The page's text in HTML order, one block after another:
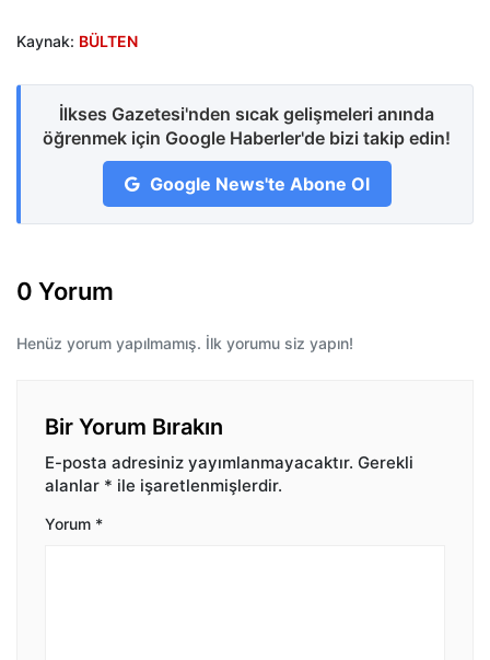
Kaynak: BÜLTEN
İlkses Gazetesi'nden sıcak gelişmeleri anında
öğrenmek için Google Haberler'de bizi takip edin!
Google News'te Abone Ol
0 Yorum
Henüz yorum yapılmamış. İlk yorumu siz yapın!
Bir Yorum Bırakın
E-posta adresiniz yayımlanmayacaktır. Gerekli
alanlar * ile işaretlenmişlerdir.
Yorum *